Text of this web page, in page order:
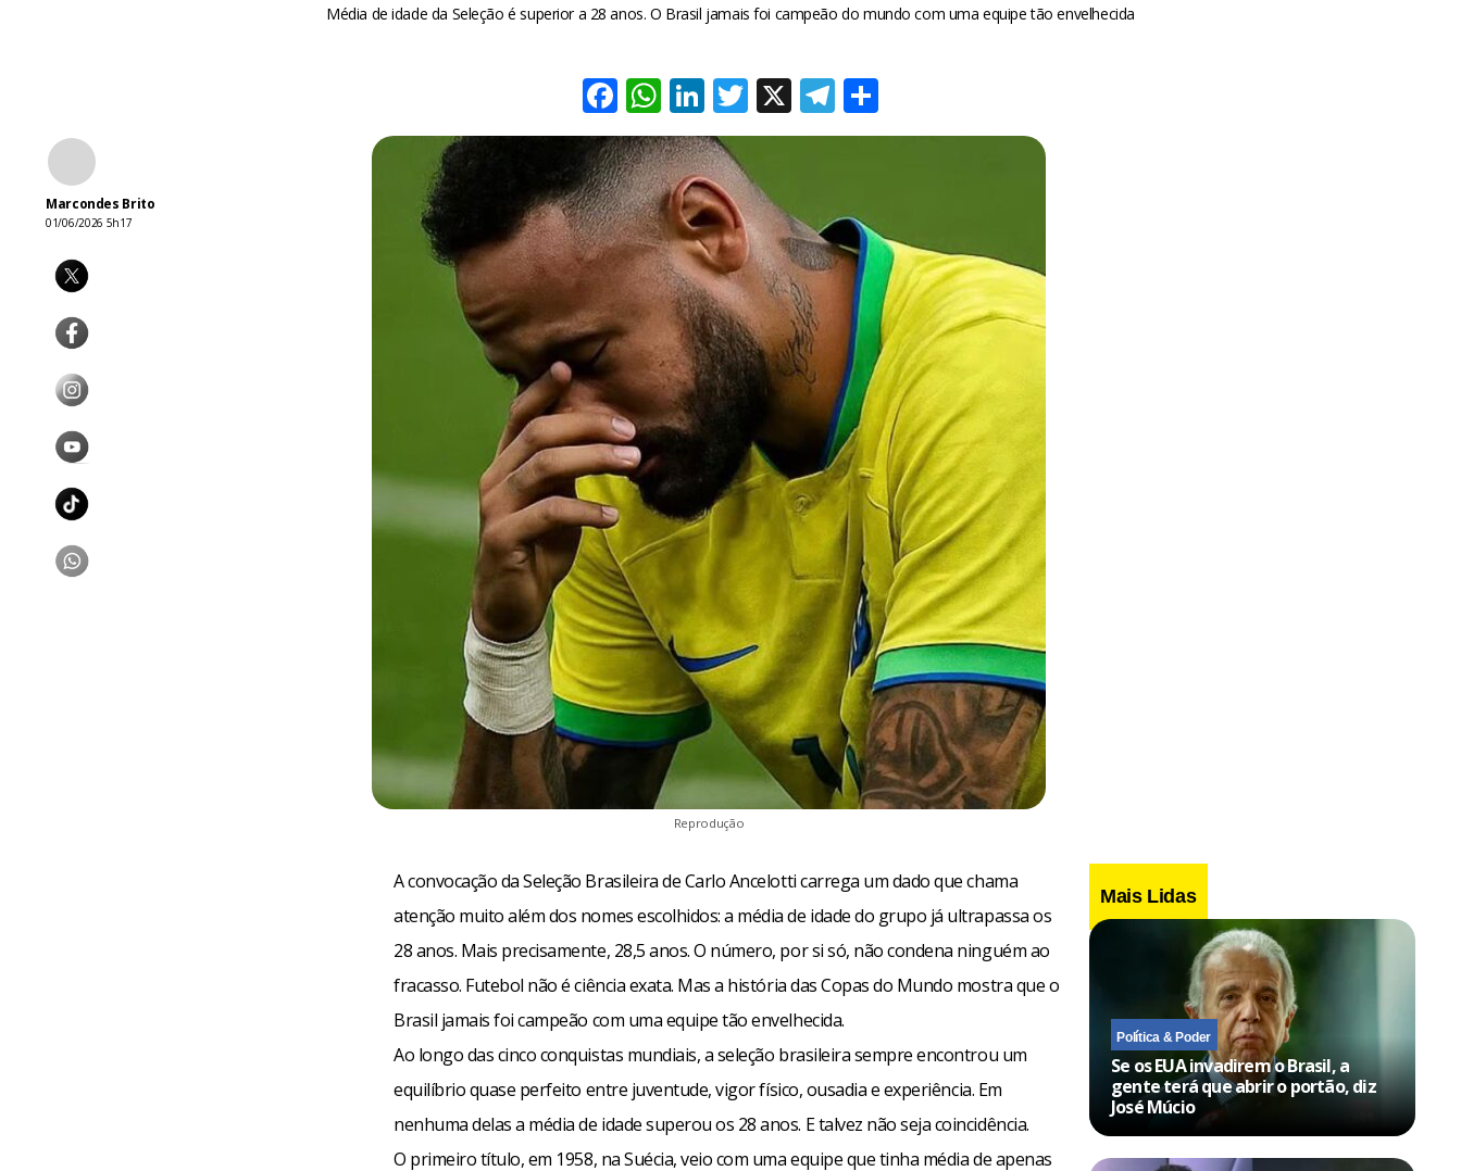
Média de idade da Seleção é superior a 28 anos. O Brasil jamais foi campeão do mundo com uma equipe tão envelhecida
Facebook
WhatsApp
LinkedIn
Twitter
X Telegram
Marcondes Brito
01/06/2026 5h17
Reprodução
A convocação da Seleção Brasileira de Carlo Ancelotti carrega um dado que chama
atenção muito além dos nomes escolhidos: a média de idade do grupo já ultrapassa os
28 anos. Mais precisamente, 28,5 anos. O número, por si só, não condena ninguém ao
fracasso. Futebol não é ciência exata. Mas a história das Copas do Mundo mostra que o
Brasil jamais foi campeão com uma equipe tão envelhecida.
Ao longo das cinco conquistas mundiais, a seleção brasileira sempre encontrou um
equilíbrio quase perfeito entre juventude, vigor físico, ousadia e experiência. Em
nenhuma delas a média de idade superou os 28 anos. E talvez não seja coincidência.
O primeiro título, em 1958, na Suécia, veio com uma equipe que tinha média de apenas
Mais Lidas
Política & Poder
Se os EUA invadirem o Brasil, a
gente terá que abrir o portão, diz
José Múcio